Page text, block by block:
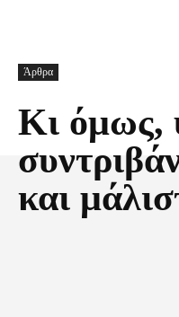
Άρθρα
Κι όμως,
και